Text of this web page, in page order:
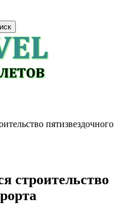
пятизвездочного
строительство